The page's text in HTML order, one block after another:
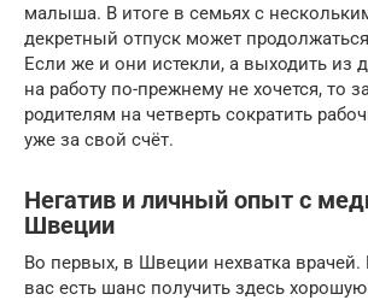
малыша. В итоге в семьях с
декретный отпуск может
Если же и они истекли, а выходить из
на работу по-прежнему не хочется, то
родителям на четверть сократить
уже за свой счёт.
Негатив и личный опыт с
Швеции
Во первых, в Швеции нехватка врачей.
вас есть шанс получить здесь